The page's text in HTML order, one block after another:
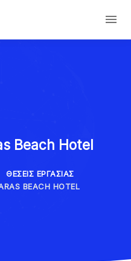
Beach Hotel
ΘΈΣΕΙΣ ΕΡΓΑΣΊΑΣ
BEACH HOTEL